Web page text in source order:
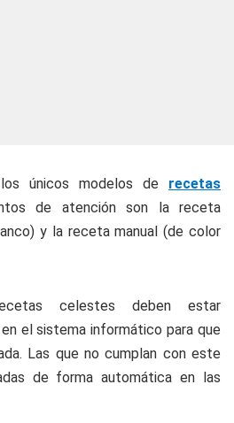
únicos modelos de recetas
de atención son la receta
y la receta manual (de color
celestes deben estar
el sistema informático para que
Las que no cumplan con este
de forma automática en las